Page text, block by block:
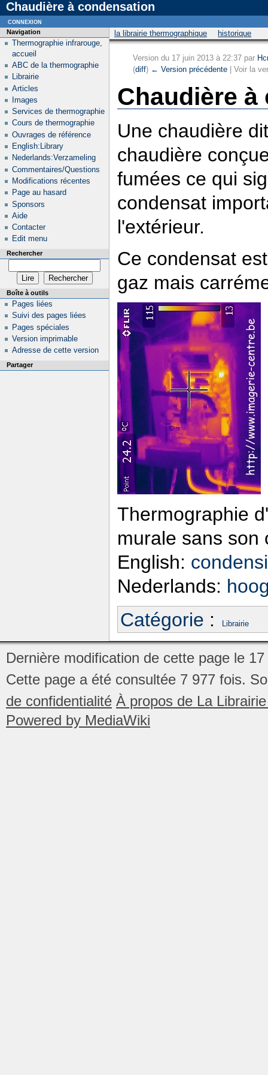
Chaudière à condensation
la librairie thermographique historique
Version du 17 juin 2013 à 22:37 par
(diff) ← Version précédente | Voir la
Chaudière
Une chaudière
chaudière
fumées ce qui
condensat
l'extérieur.
Ce condensat
gaz mais
Thermographie
murale sans son
English:
Nederlands:
Catégorie : Librairie
Navigation
Thermographie infrarouge,
accueil
ABC de la thermographie
Librairie
Articles
Images
Services de thermographie
Cours de thermographie
Ouvrages de référence
English:Library
Nederlands:Verzameling
Commentaires/Questions
Modifications récentes
Page au hasard
Sponsors
Aide
Contacter
Edit menu
Rechercher
Boîte à outils
Pages liées
Suivi des pages liées
Pages spéciales
Version imprimable
Adresse de cette version
Partager
connexion
Dernière modification de cette page le
Cette page a été consultée 7 977 fois.
de confidentialité À propos de La
Powered by MediaWiki